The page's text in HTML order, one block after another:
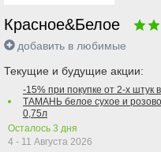
Красное&Белое
добавить в любимые
Текущие и будущие акции:
-15% при покупке от 2-х штук
ТАМАНЬ белое сухое и
0,75л
Осталось 3 дня
4 - 11 Августа 2026